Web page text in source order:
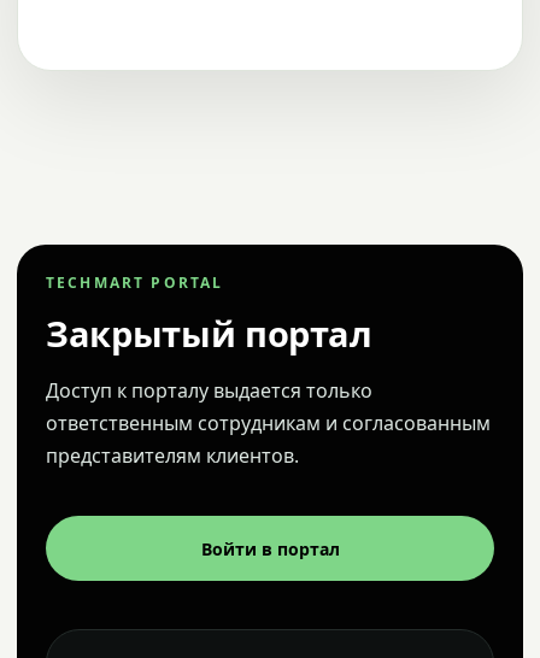
TECHMART PORTAL
Закрытый портал
Доступ к порталу выдается только
ответственным сотрудникам и согласованным
представителям клиентов.
Войти в портал